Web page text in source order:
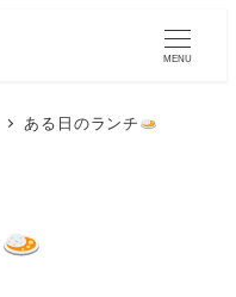
MENU
ある日のランチ